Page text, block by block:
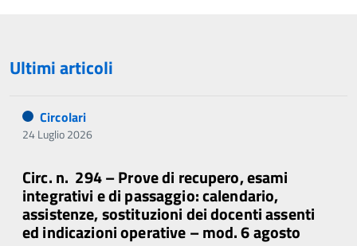
Ultimi articoli
Circolari
24 Luglio 2026
Circ. n. 294 – Prove di recupero, esami
integrativi e di passaggio: calendario,
assistenze, sostituzioni dei docenti assenti
ed indicazioni operative – mod. 6 agosto